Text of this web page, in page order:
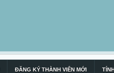
ĐĂNG KÝ THÀNH VIÊN MỚI